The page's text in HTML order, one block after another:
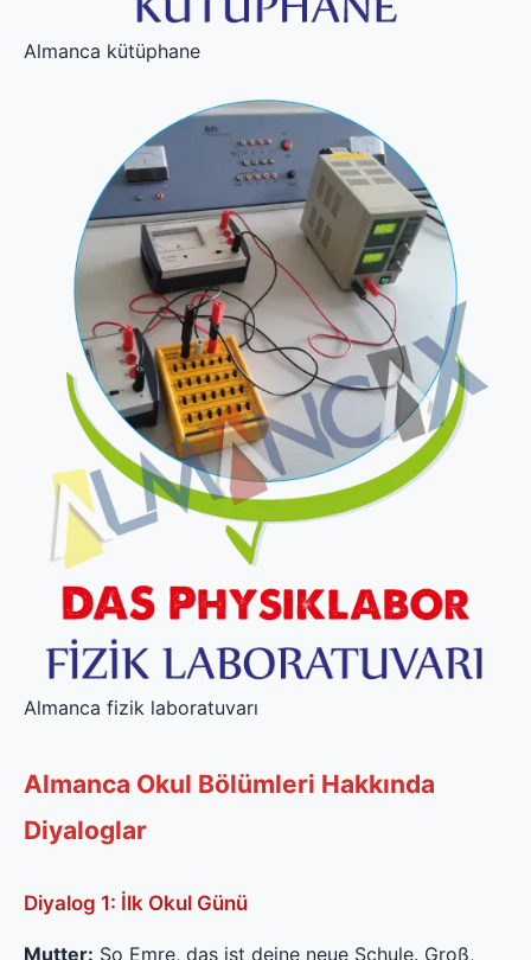
Almanca kütüphane
Almanca fizik laboratuvarı
Almanca Okul Bölümleri Hakkında
Diyaloglar
Diyalog 1: İlk Okul Günü
Mutter: So Emre, das ist deine neue Schule. Groß,